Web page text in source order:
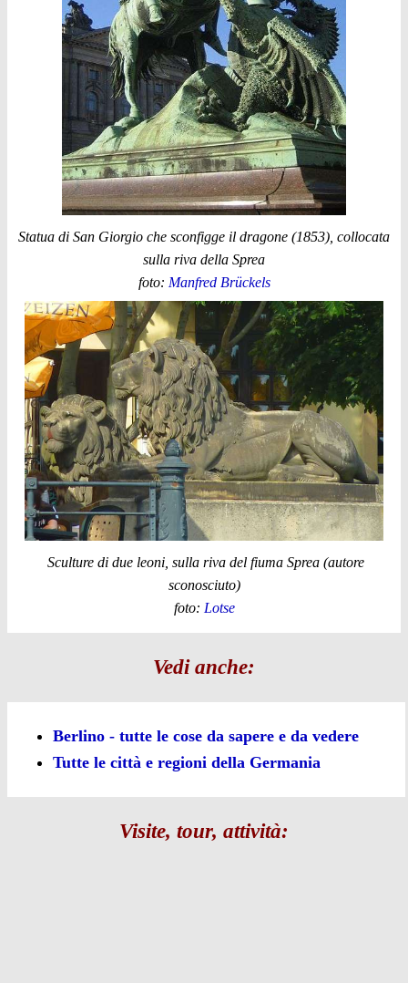
Statua di San Giorgio che sconfigge il dragone (1853), collocata
sulla riva della Sprea
foto: Manfred Brückels
Sculture di due leoni, sulla riva del fiuma Sprea (autore
sconosciuto)
foto: Lotse
Vedi anche:
Berlino - tutte le cose da sapere e da vedere
Tutte le città e regioni della Germania
Visite, tour, attività: